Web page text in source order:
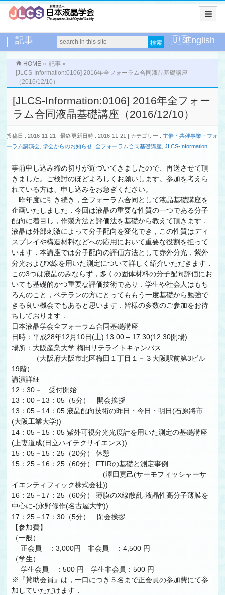
記事 English
HOME » 記事 »
[JLCS-Information:0106] 2016年全フォーラム合同液晶基礎講座
（2016/12/10）
[JLCS-Information:0106] 2016年全フォー
ラム合同液晶基礎講座（2016/12/10）
投稿日 : 2016-11-21 最終更新日時 : 2016-11-21 カテゴリー :主催・共催事業・フォ
ーラム講演会 ,学会からのお知らせ ,全フォーラム合同基礎講座 ,JLCS-Information
事前申し込み締め切りが近づいてきましたので、再送させて頂
きました。ご検討のほどよろしくお願いします。参加を考えら
れている方は、申し込みをお急ぎください。
昨年度に引き続き，全フォーラム合同として液晶基礎講座を
企画いたしました．今回は液晶の重要な性質の一つである分子
配向に着目し，作製方法と評価法を基礎から教えて頂きます．
液晶は外部刺激によって分子配向を変化でき，この性質はディ
スプレイや構造材料などへの応用において重要な役割を担って
います．本講座では分子配向の評価方法として赤外分光，紫外
分光およびX線を用いた測定について詳しく紹介いただきます．
この3つは液晶のみならず，多くの固体材料の分子配向評価にお
いても基礎的かつ重要な評価技術であり．学生や社会人はもち
ろんのこと，ベテランの方にとってももう一度基礎から勉強で
きる良い機会でもあると思います．皆様の多数のご参加をお待
ちしております．
日本液晶学会全フォーラム合同基礎講座
日時：平成28年12月10日(土) 13:00 – 17:30(12:30開場)
場所：大阪産業大学 梅田サテライトキャンパス
（大阪府大阪市北区梅田１丁目１－３大阪駅前第3ビル
19階）
講演詳細
12：30－ 受付開始
13：00－13：05（5分） 開会挨拶
13：05－14：05 液晶配向技術の昨日・今日・明日(石原將市
(大阪工業大学))
14：05－15：05 紫外可視分光光度計を用いた測定の基礎講座
(上妻道成(日立ハイテクサイエンス))
15：05－15：25（20分） 休憩
15：25－16：25（60分） FTIRの基礎と測定事例
(澤田寛己(サーモフィッシャーサ
イエンティフィック株式会社))
16：25－17：25（60分） 薄膜のX線散乱-液晶性高分子薄膜を
中心に-(永野修作(名古屋大学))
17：25－17：30（5分） 閉会挨拶
【参加費】
（一般）
正会員 ：3,000円 非会員 ：4,500 円
（学生）
学生会員 ：500 円 学生非会員：500 円
※『賛助会員』は，一口につき５名まで正会員の参加費にて参
加していただけます．